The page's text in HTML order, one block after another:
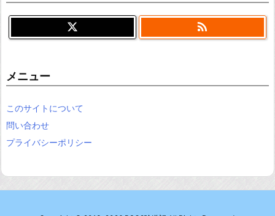

メニュー
このサイトについて
問い合わせ
プライバシーポリシー